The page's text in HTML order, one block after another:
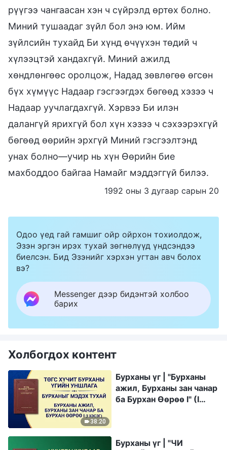
рүүгээ чангаасан хэн ч сүйрэлд өртөх болно.
Миний тушаадаг зүйл бол энэ юм. Ийм
зүйлсийн тухайд Би хүнд өчүүхэн төдий ч
хүлээцтэй хандахгүй. Миний ажилд
хөндлөнгөөс оролцож, Надад зөвлөгөө өгсөн
бүх хүмүүс Надаар гэсгээгдэх бөгөөд хэзээ ч
Надаар уучлагдахгүй. Хэрвээ Би илэн
далангүй ярихгүй бол хүн хэзээ ч сэхээрэхгүй
бөгөөд өөрийн эрхгүй Миний гэсгээлтэнд
унах болно—учир нь хүн Өөрийн бие
махбоддоо байгаа Намайг мэддэггүй билээ.
1992 оны 3 дугаар сарын 20
Одоо үед гай гамшиг ойр ойрхон тохиолдож,
Эзэн эргэн ирэх тухай зөгнөлүүд үндсэндээ
биелсэн. Бид Эзэнийг хэрхэн угтан авч болох
вэ?
Messenger дээр бидэнтэй холбоо
барих
Холбогдох контент
38:20
Бурханы үг | "Бурханы
ажил, Бурханы зан чанар
ба Бурхан Өөрөө I" (I
Бурханы үг | "ЧИ